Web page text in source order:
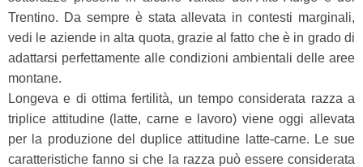
Trentino. Da sempre è stata allevata in contesti marginali,
vedi le aziende in alta quota, grazie al fatto che è in grado di
adattarsi perfettamente alle condizioni ambientali delle aree
montane.
Longeva e di ottima fertilità, un tempo considerata razza a
triplice attitudine (latte, carne e lavoro) viene oggi allevata
per la produzione del duplice attitudine latte-carne. Le sue
caratteristiche fanno si che la razza può essere considerata